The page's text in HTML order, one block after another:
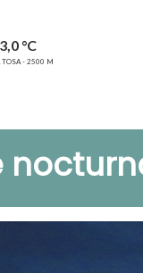
°C
TOSA - 2500 M